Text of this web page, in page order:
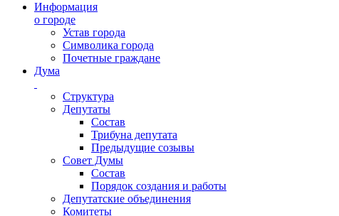
Информация
о городе
Устав города
Символика города
Почетные граждане
Дума
Структура
Депутаты
Состав
Трибуна депутата
Предыдущие созывы
Совет Думы
Состав
Порядок создания и работы
Депутатские объединения
Комитеты